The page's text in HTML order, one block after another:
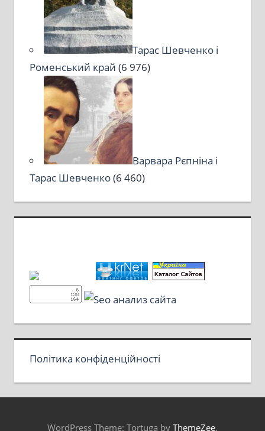
Тарас Шевченко і
Роменський край (6 976)
Варвара Рєпніна і
Тарас Шевченко(6 460)
Політика конфіденційності
WordPress Theme: Tortuga by ThemeZee.